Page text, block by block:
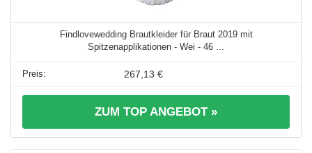
Findlovewedding Brautkleider für Braut 2019 mit
Spitzenapplikationen - Wei - 46 ...
267,13 €
ZUM TOP ANGEBOT »